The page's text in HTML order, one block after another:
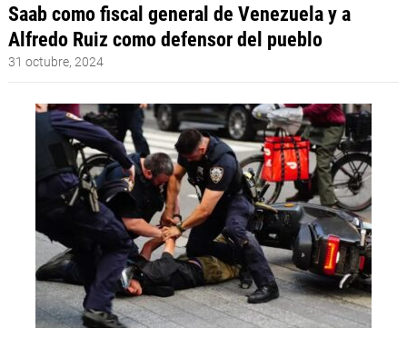
Saab como fiscal general de Venezuela y a
Alfredo Ruiz como defensor del pueblo
31 octubre, 2024